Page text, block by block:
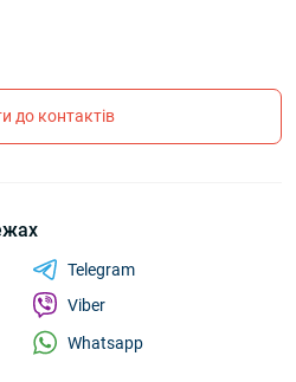
до контактів
Telegram
Viber
Whatsapp